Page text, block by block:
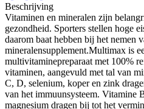
Beschrijving
Vitaminen en mineralen zijn
gezondheid. Sporters stellen hoge
daarom baat hebben bij het nemen
mineralensupplement.Multimax is
multivitaminepreparaat met 100%
vitaminen, aangevuld met tal van
C, D, selenium, koper en zink
van het immuunsysteem.
magnesium dragen bij tot het